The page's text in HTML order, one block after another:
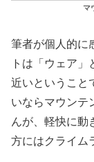
マ
筆者が個人的に
トは「ウェア
近いということ
いならマウンテ
んが、軽快に動
方にはクライム